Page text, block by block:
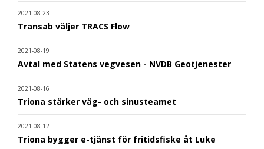
2021-08-23
Transab väljer TRACS Flow
2021-08-19
Avtal med Statens vegvesen - NVDB Geotjenester
2021-08-16
Triona stärker väg- och sinusteamet
2021-08-12
Triona bygger e-tjänst för fritidsfiske åt Luke